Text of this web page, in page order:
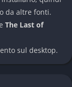
rara nei
tra Joel ed
lungo il
da altre fonti.
The Last of
sul desktop.